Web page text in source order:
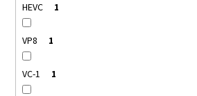
HEVC 1
VP8 1
VC-1 1